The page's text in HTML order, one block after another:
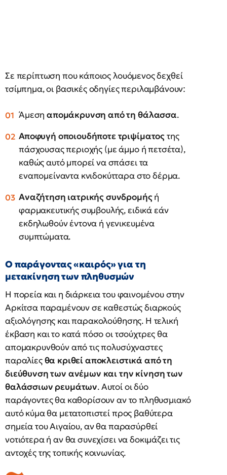
Σε περίπτωση που κάποιος λουόμενος δεχθεί
τσίμπημα, οι βασικές οδηγίες περιλαμβάνουν:
Άμεσηαπομάκρυνση από τη θάλασσα.
Αποφυγή οποιουδήποτε τριψίματοςτης
πάσχουσας περιοχής (με άμμο ή πετσέτα),
καθώς αυτό μπορεί να σπάσει τα
εναπομείναντα κνιδοκύτταρα στο δέρμα.
Αναζήτηση ιατρικής συνδρομήςή
φαρμακευτικής συμβουλής, ειδικά εάν
εκδηλωθούν έντονα ή γενικευμένα
συμπτώματα.
Ο παράγοντας «καιρός» για τη
μετακίνηση των πληθυσμών
Η πορεία και η διάρκεια του φαινομένου στην
Αρκίτσα παραμένουν σε καθεστώς διαρκούς
αξιολόγησης και παρακολούθησης. Η τελική
έκβαση και το κατά πόσο οι τσούχτρες θα
απομακρυνθούν από τις πολυσύχναστες
παραλίεςθα κριθεί αποκλειστικά από τη
διεύθυνση των ανέμων και την κίνηση των
θαλάσσιων ρευμάτων. Αυτοί οι δύο
παράγοντες θα καθορίσουν αν το πληθυσμιακό
αυτό κύμα θα μετατοπιστεί προς βαθύτερα
σημεία του Αιγαίου, αν θα παρασύρθεί
νοτιότερα ή αν θα συνεχίσει να δοκιμάζει τις
αντοχές της τοπικής κοινωνίας.